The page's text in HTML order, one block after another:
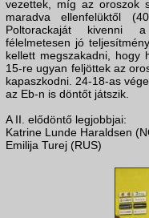
vezettek, míg az oroszok
maradva ellenfelüktől
Poltorackaját kivenni
félelmetesen jó
kellett megszakadni, hogy
15-re ugyan feljöttek az
kapaszkodni. 24-18-as
az Eb-n is döntőt játszik.
A II. elődöntő legjobbjai:
Katrine Lunde Haraldsen
Emilija Turej (RUS)